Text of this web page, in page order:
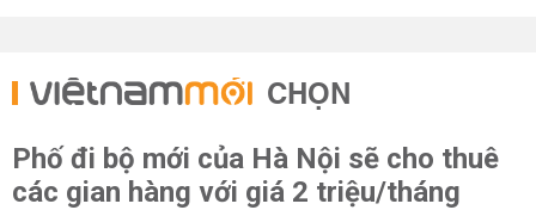
CHỌN
Phố đi bộ mới của Hà Nội sẽ cho thuê
các gian hàng với giá 2 triệu/tháng